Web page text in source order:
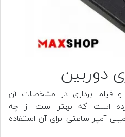
دوربین
و فیلم برداری در مشخصات آن
است که بهتر است از چه
آمپر ساعتی برای آن استفاده